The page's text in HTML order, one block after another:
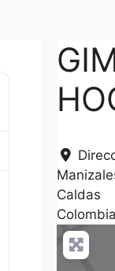
Caldas
Colombia